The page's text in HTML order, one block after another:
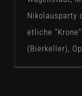
Nikolausparty
etliche
(Bierkeller),